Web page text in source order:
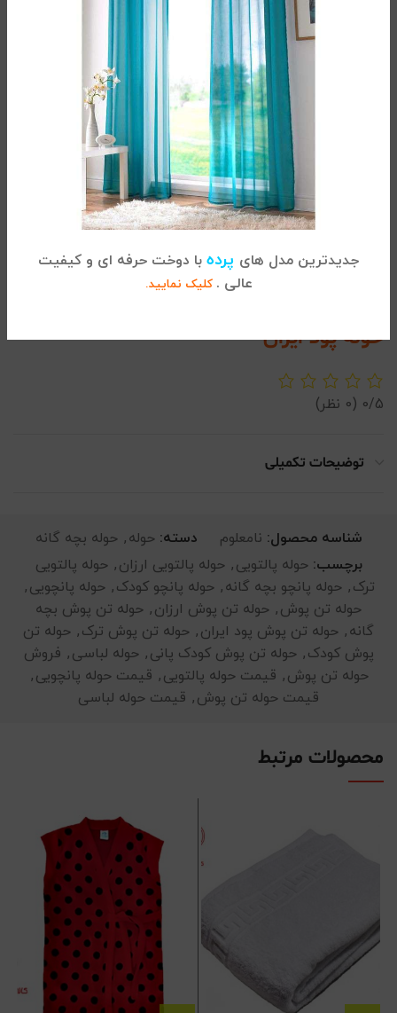
جدیدترین مدل های پرده با دوخت حرفه ای و کیفیت
عالی . کلیک نمایید.
مناسب برای 8 تا 10 سال
طول حوله از پشت گردن تا انتها 100 سانتی متر
طول آستین 46 سانتی متر
مناسب برای 10 تا 12 سال
حوله تن پوش پانی
حوله پود ایران
0/5 (0 نظر)
توضیحات تکمیلی
شناسه محصول: نامعلوم دسته: حوله, حوله بچه گانه
برچسب: حوله پالتویی, حوله پالتویی ارزان, حوله پالتویی
ترک, حوله پانچو بچه گانه, حوله پانچو کودک, حوله پانچویی,
حوله تن پوش, حوله تن پوش ارزان, حوله تن پوش بچه
گانه, حوله تن پوش پود ایران, حوله تن پوش ترک, حوله تن
پوش کودک, حوله تن پوش کودک پانی, حوله لباسی, فروش
حوله تن پوش, قیمت حوله پالتویی, قیمت حوله پانچویی,
قیمت حوله تن پوش, قیمت حوله لباسی
محصولات مرتبط